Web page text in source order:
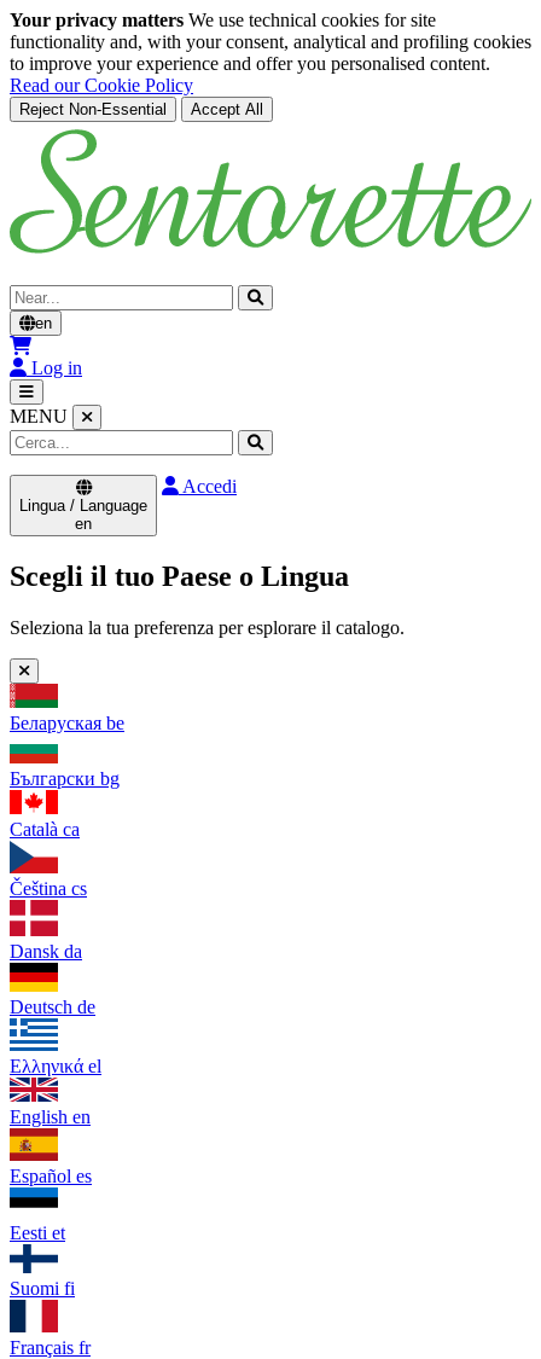
Your privacy matters We use technical cookies for site
functionality and, with your consent, analytical and profiling cookies
to improve your experience and offer you personalised content.
Read our Cookie Policy
Reject Non-Essential Accept All
Skip to main content
Cerca
en
Log in
MENU
Lingua / Language
en
Accedi
Scegli il tuo Paese o Lingua
Seleziona la tua preferenza per esplorare il catalogo.
Беларуская be
Български bg
Català ca
Čeština cs
Dansk da
Deutsch de
Ελληνικά el
English en
Español es
Eesti et
Suomi fi
Français fr